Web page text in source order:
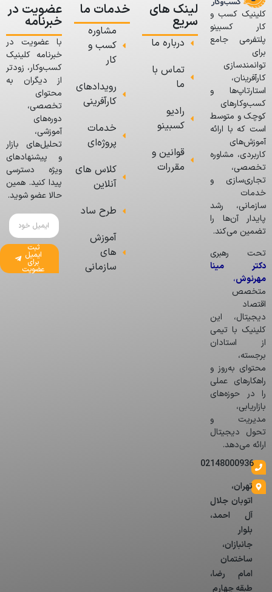
کلینیک کسب و
کار کسبینو
پلتفرمی جامع
برای
توانمندسازی
کارآفرینان،
استارتاپ‌ها و
کسب‌وکارهای
کوچک و متوسط
است که با ارائه
آموزش‌های
کاربردی، مشاوره
تخصصی،
تجاری‌سازی و
خدمات
سازمانی، رشد
پایدار آن‌ها را
تضمین می‌کند.
تحت رهبری
دکتر مینا
مهرنوش،
متخصص
اقتصاد
دیجیتال، این
کلینیک با تیمی
از استادان
برجسته،
محتوای به‌روز و
راهکارهای عملی
را در حوزه‌های
بازاریابی،
مدیریت و
تحول دیجیتال
ارائه می‌دهد.
02148000936
تهران،
اتوبان جلال
آل احمد،
بلوار
جانبازان،
ساختمان
امام رضا،
طبقه چهارم
لینک های
سریع
درباره ما
تماس با
ما
رادیو
کسبینو
قوانین و
مقررات
خدمات ما
مشاوره
کسب و
کار
رویدادهای
کارآفرینی
خدمات
پروژه‌ای
کلاس های
آنلاین
طرح ساد
آموزش
های
سازمانی
عضویت در
خبرنامه
با عضویت در
خبرنامه کلینیک
کسب‌وکار، زودتر
از دیگران به
محتوای
تخصصی،
دوره‌های
آموزشی،
تحلیل‌های بازار
و پیشنهادهای
ویژه دسترسی
پیدا کنید. همین
حالا عضو شوید.
ثبت
ایمیل
برای
عضویت